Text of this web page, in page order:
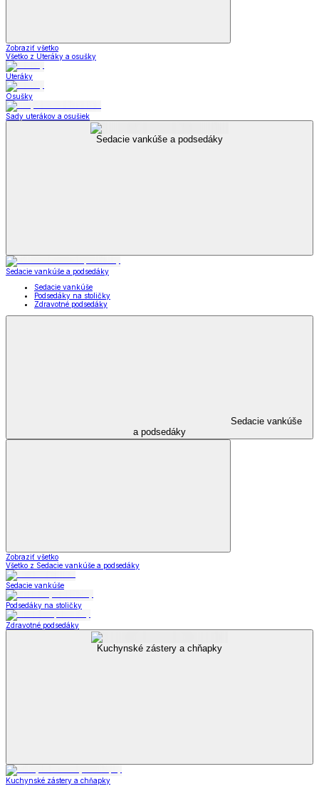
Zobraziť všetko
Všetko z Uteráky a osušky
Uteráky
Osušky
Sady uterákov a osušiek
Sedacie vankúše a podsedáky
Sedacie vankúše a podsedáky
Sedacie vankúše
Podsedáky na stoličky
Zdravotné podsedáky
Sedacie vankúše
a podsedáky
Zobraziť všetko
Všetko z Sedacie vankúše a podsedáky
Sedacie vankúše
Podsedáky na stoličky
Zdravotné podsedáky
Kuchynské zástery a chňapky
Kuchynské zástery a chňapky